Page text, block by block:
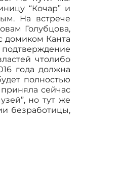
“Кочар” и
На встрече
Голубцова,
домиком Канта
подтверждение
чтолибо
года должна
полностью
сейчас
но тут же
безработицы,